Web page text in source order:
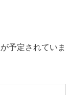
予定されていま